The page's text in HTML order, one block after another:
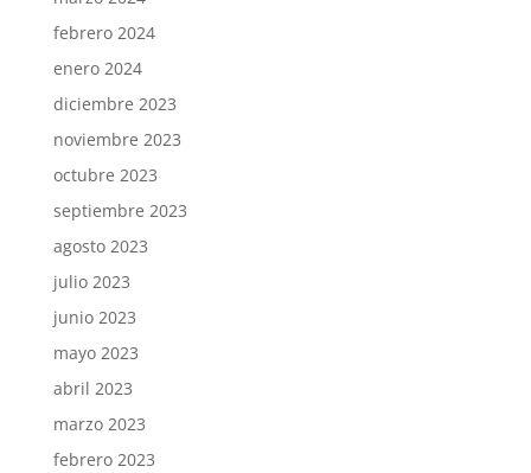
febrero 2024
enero 2024
diciembre 2023
noviembre 2023
octubre 2023
septiembre 2023
agosto 2023
julio 2023
junio 2023
mayo 2023
abril 2023
marzo 2023
febrero 2023